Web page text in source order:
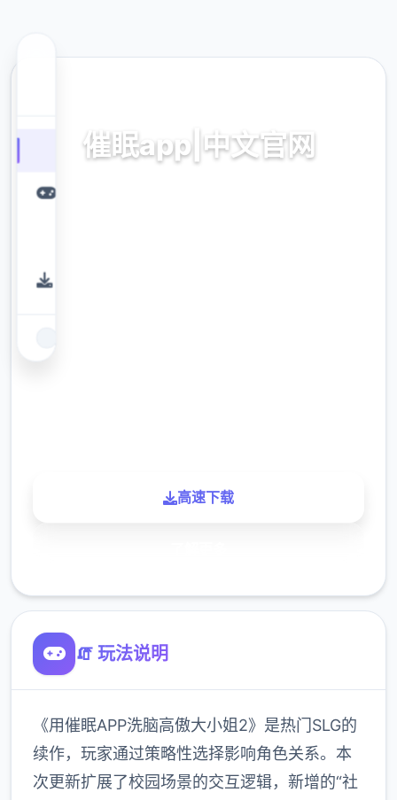
催眠app|中文官网
高速下载
🧯 玩法说明
《用催眠APP洗脑高傲大小姐2》是热门SLG的
续作，玩家通过策略性选择影响角色关系。本
次更新扩展了校园场景的交互逻辑，新增的“社